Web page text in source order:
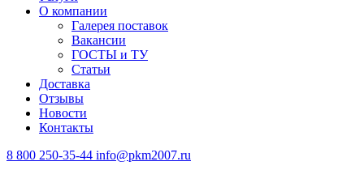
О компании
Галерея поставок
Вакансии
ГОСТЫ и ТУ
Статьи
Доставка
Отзывы
Новости
Контакты
8 800 250-35-44 info@pkm2007.ru